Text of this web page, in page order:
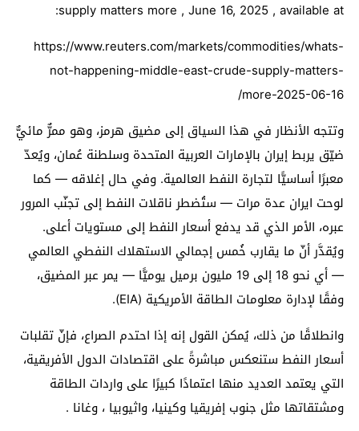
supply matters more , June 16, 2025 , available at:
https://www.reuters.com/markets/commodities/whats-
not-happening-middle-east-crude-supply-matters-
more-2025-06-16/
وتتجه الأنظار في هذا السياق إلى مضيق هرمز، وهو ممرٌّ مائيٌّ
ضيّق يربط إيران بالإمارات العربية المتحدة وسلطنة عُمان، ويُعدّ
معبرًا أساسيًّا لتجارة النفط العالمية. وفي حال إغلاقه — كما
لوحت ايران عدة مرات — ستُضطر ناقلات النفط إلى تجنّب المرور
عبره، الأمر الذي قد يدفع أسعار النفط إلى مستويات أعلى.
ويُقدَّر أنّ ما يقارب خُمس إجمالي الاستهلاك النفطي العالمي
— أي نحو 18 إلى 19 مليون برميل يوميًّا — يمر عبر المضيق،
وفقًا لإدارة معلومات الطاقة الأمريكية (EIA).
وانطلاقًا من ذلك، يُمكن القول إنه إذا احتدم الصراع، فإنّ تقلبات
أسعار النفط ستنعكس مباشرةً على اقتصادات الدول الأفريقية،
التي يعتمد العديد منها اعتمادًا كبيرًا على واردات الطاقة
ومشتقاتها مثل جنوب إفريقيا وكينيا، واثيوبيا ، وغانا .